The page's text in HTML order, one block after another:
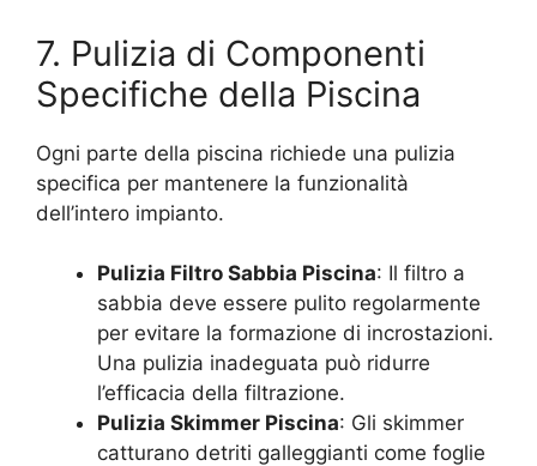
7. Pulizia di Componenti
Specifiche della Piscina
Ogni parte della piscina richiede una pulizia
specifica per mantenere la funzionalità
dell’intero impianto.
Pulizia Filtro Sabbia Piscina: Il filtro a
sabbia deve essere pulito regolarmente
per evitare la formazione di incrostazioni.
Una pulizia inadeguata può ridurre
l’efficacia della filtrazione.
Pulizia Skimmer Piscina: Gli skimmer
catturano detriti galleggianti come foglie